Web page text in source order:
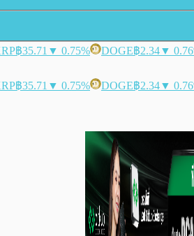
฿35.71 ▼ 0.75% DOGE฿2.34▼
฿35.71 ▼ 0.75% DOGE฿2.34▼